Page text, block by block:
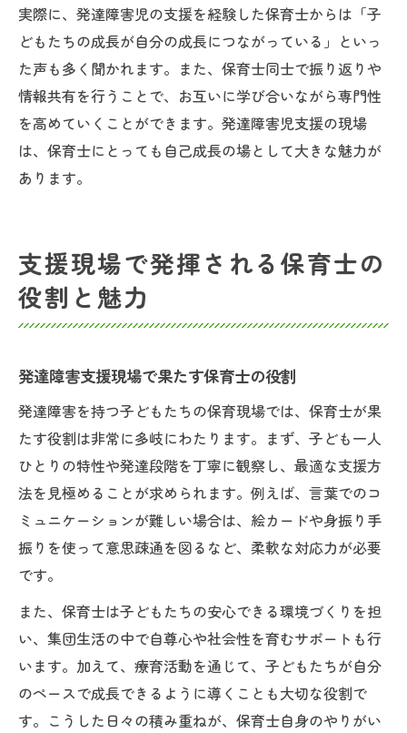
実際に、発達障害児の支援を経験した保育士からは「子
どもたちの成長が自分の成長につながっている」といっ
た声も多く聞かれます。また、保育士同士で振り返りや
情報共有を行うことで、お互いに学び合いながら専門性
を高めていくことができます。発達障害児支援の現場
は、保育士にとっても自己成長の場として大きな魅力が
あります。
支援現場で発揮される保育士の
役割と魅力
発達障害支援現場で果たす保育士の役割
発達障害を持つ子どもたちの保育現場では、保育士が果
たす役割は非常に多岐にわたります。まず、子ども一人
ひとりの特性や発達段階を丁寧に観察し、最適な支援方
法を見極めることが求められます。例えば、言葉でのコ
ミュニケーションが難しい場合は、絵カードや身振り手
振りを使って意思疎通を図るなど、柔軟な対応力が必要
です。
また、保育士は子どもたちの安心できる環境づくりを担
い、集団生活の中で自尊心や社会性を育むサポートも行
います。加えて、療育活動を通じて、子どもたちが自分
のペースで成長できるように導くことも大切な役割で
す。こうした日々の積み重ねが、保育士自身のやりがい